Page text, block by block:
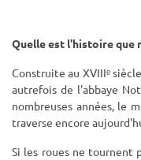
Quelle est l'histoire que
Construite au XVIIIᵉ
autrefois de l'abbaye
nombreuses années, le
traverse encore
Si les roues ne tournent